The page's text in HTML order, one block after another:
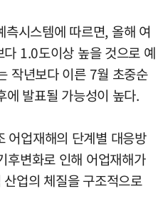
시스템에 따르면, 올해 여
1.0도이상 높을 것으로 예
작년보다 이른 7월 초중순
에 발표될 가능성이 높다.
어업재해의 단계별 대응방
후변화로 인해 어업재해가
업의 체질을 구조적으로